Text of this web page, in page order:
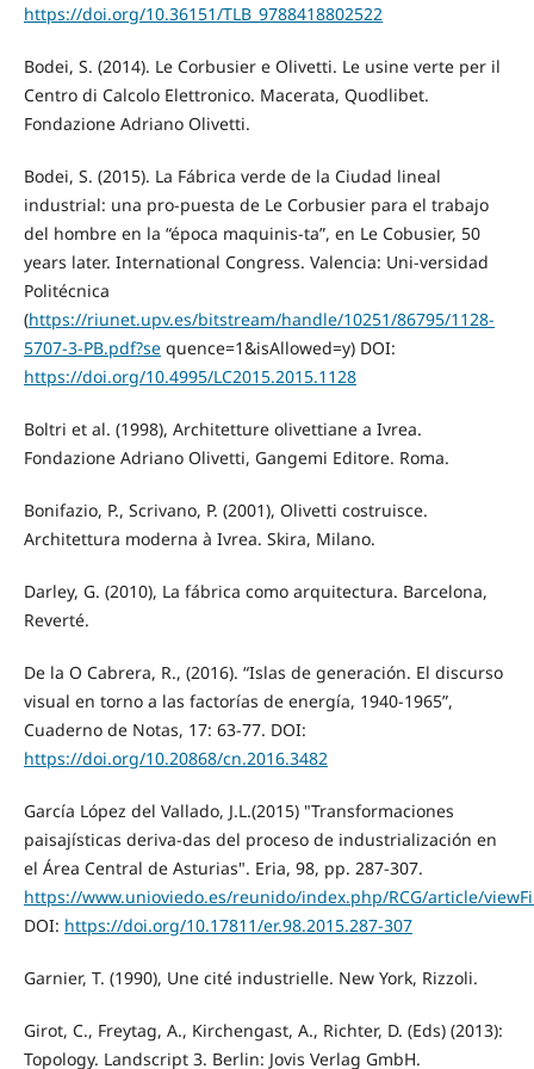
https://doi.org/10.36151/TLB_9788418802522
Bodei, S. (2014). Le Corbusier e Olivetti. Le usine verte per il
Centro di Calcolo Elettronico. Macerata, Quodlibet.
Fondazione Adriano Olivetti.
Bodei, S. (2015). La Fábrica verde de la Ciudad lineal
industrial: una pro-puesta de Le Corbusier para el trabajo
del hombre en la “época maquinis-ta”, en Le Cobusier, 50
years later. International Congress. Valencia: Uni-versidad
Politécnica
(https://riunet.upv.es/bitstream/handle/10251/86795/1128-
5707-3-PB.pdf?sequence=1&isAllowed=y) DOI:
https://doi.org/10.4995/LC2015.2015.1128
Boltri et al. (1998), Architetture olivettiane a Ivrea.
Fondazione Adriano Olivetti, Gangemi Editore. Roma.
Bonifazio, P., Scrivano, P. (2001), Olivetti costruisce.
Architettura moderna à Ivrea. Skira, Milano.
Darley, G. (2010), La fábrica como arquitectura. Barcelona,
Reverté.
De la O Cabrera, R., (2016). “Islas de generación. El discurso
visual en torno a las factorías de energía, 1940-1965”,
Cuaderno de Notas, 17: 63-77. DOI:
https://doi.org/10.20868/cn.2016.3482
García López del Vallado, J.L.(2015) "Transformaciones
paisajísticas deriva-das del proceso de industrialización en
el Área Central de Asturias". Eria, 98, pp. 287-307.
https://www.unioviedo.es/reunido/index.php/RCG/article/
DOI: https://doi.org/10.17811/er.98.2015.287-307
Garnier, T. (1990), Une cité industrielle. New York, Rizzoli.
Girot, C., Freytag, A., Kirchengast, A., Richter, D. (Eds) (2013):
Topology. Landscript 3. Berlin: Jovis Verlag GmbH.